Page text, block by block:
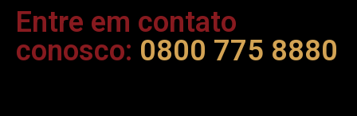
Entre em contato
conosco: 0800 775 8880